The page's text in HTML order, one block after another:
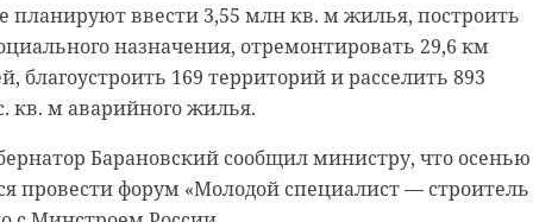
планируют ввести 3,55 млн кв. м жилья, построить
назначения, отремонтировать 29,6 км
благоустроить 169 территорий и расселить 893
кв. м аварийного жилья.
Барановский сообщил министру, что
провести форум «Молодой специалист — строитель
юноша получил ножевые ранения. После этого
спрятать тело.
юношу под стражу. В отношении второй
вопрос о мере пресечения.
судебно-медицинскую экспертизу и проводят
для выяснения всех деталей трагедии.
служба Ленинградской области напоминает: в
выхода на лед в весенний период. Вылазка на
угрозу вашей жизни.